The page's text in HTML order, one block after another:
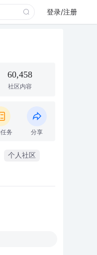
登录/注册
60,458
社区内容
务 分享
个人社区